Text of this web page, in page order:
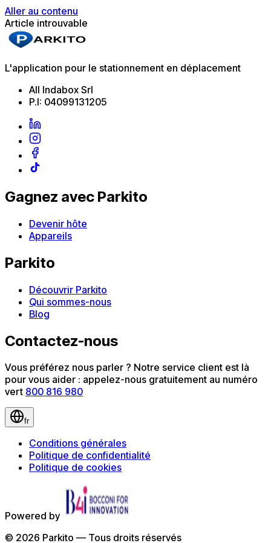
Aller au contenu
Article introuvable
L'application pour le stationnement en déplacement
All Indabox Srl
P.I: 04099131205
Gagnez avec Parkito
Devenir hôte
Appareils
Parkito
Découvrir Parkito
Qui sommes-nous
Blog
Contactez-nous
Vous préférez nous parler ? Notre service client est là
pour vous aider : appelez-nous gratuitement au numéro
vert 800 816 980
fr
Conditions générales
Politique de confidentialité
Politique de cookies
Powered by
© 2026 Parkito — Tous droits réservés